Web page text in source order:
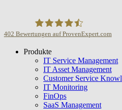
USU GmbH
402 Bewertungen auf ProvenExpert.com
Produkte
IT Service Management
IT Asset Management
Customer Service
IT Monitoring
FinOps
SaaS Management